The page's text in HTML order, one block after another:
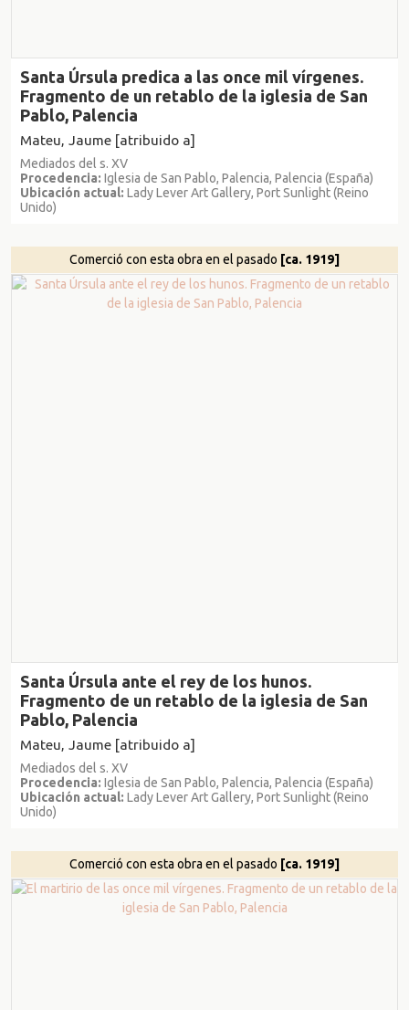
Santa Úrsula predica a las once mil vírgenes.
Fragmento de un retablo de la iglesia de San
Pablo, Palencia
Mateu, Jaume [atribuido a]
Mediados del s. XV
Procedencia: Iglesia de San Pablo, Palencia, Palencia (España)
Ubicación actual: Lady Lever Art Gallery, Port Sunlight (Reino
Unido)
Comerció con esta obra en el pasado [ca. 1919]
Santa Úrsula ante el rey de los hunos.
Fragmento de un retablo de la iglesia de San
Pablo, Palencia
Mateu, Jaume [atribuido a]
Mediados del s. XV
Procedencia: Iglesia de San Pablo, Palencia, Palencia (España)
Ubicación actual: Lady Lever Art Gallery, Port Sunlight (Reino
Unido)
Comerció con esta obra en el pasado [ca. 1919]